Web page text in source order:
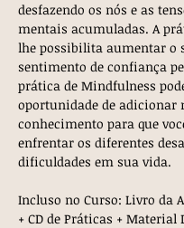
desfazendo os nós e as
mentais acumuladas. A
lhe possibilita aumentar o
sentimento de confiança
prática de Mindfulness
oportunidade de adicionar
conhecimento para que
enfrentar os diferentes
dificuldades em sua vida.
Incluso no Curso: Livro da
+ CD de Práticas + Material